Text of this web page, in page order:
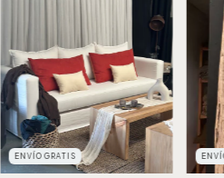
ENVÍO GRATIS